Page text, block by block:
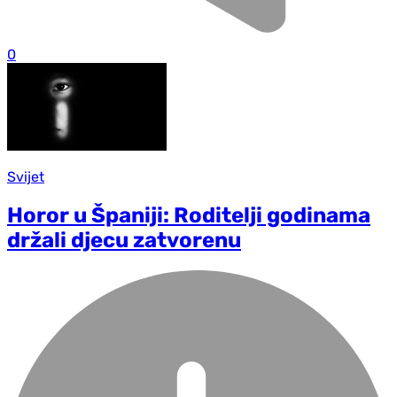
0
Svijet
Horor u Španiji: Roditelji godinama
držali djecu zatvorenu